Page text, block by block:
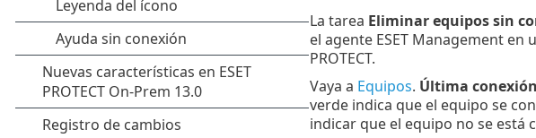
La tarea Eliminar equipos sin
el agente ESET Management en
PROTECT.
Vaya a Equipos. Última conexión
verde indica que el equipo se
indicar que el equipo no se está